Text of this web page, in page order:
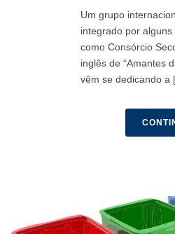
Um grupo
integrado por
como Consórcio
inglês de “Amantes
vêm se dedicando a